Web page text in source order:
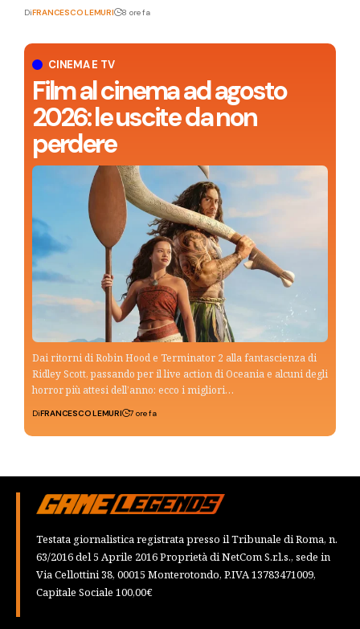
CINEMA E TV
Film al cinema ad agosto
2026: le uscite da non
perdere
Dai ritorni di Robin Hood e Terminator 2 alla fantascienza di
Ridley Scott, passando per il live action di Oceania e alcuni degli
horror più attesi dell’anno: ecco i migliori…
DiFRANCESCO LEMURI 7 ore fa
DiFRANCESCO LEMURI 8 ore fa
Testata giornalistica registrata presso il Tribunale di Roma, n.
63/2016 del 5 Aprile 2016 Proprietà di NetCom S.r.l.s., sede in
Via Cellottini 38, 00015 Monterotondo, P.IVA 13783471009,
Capitale Sociale 100,00€